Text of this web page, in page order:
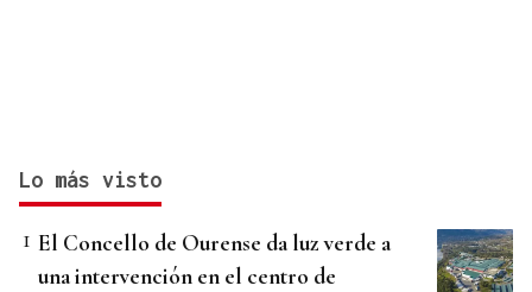
Lo más visto
El Concello de Ourense da luz verde a
una intervención en el centro de